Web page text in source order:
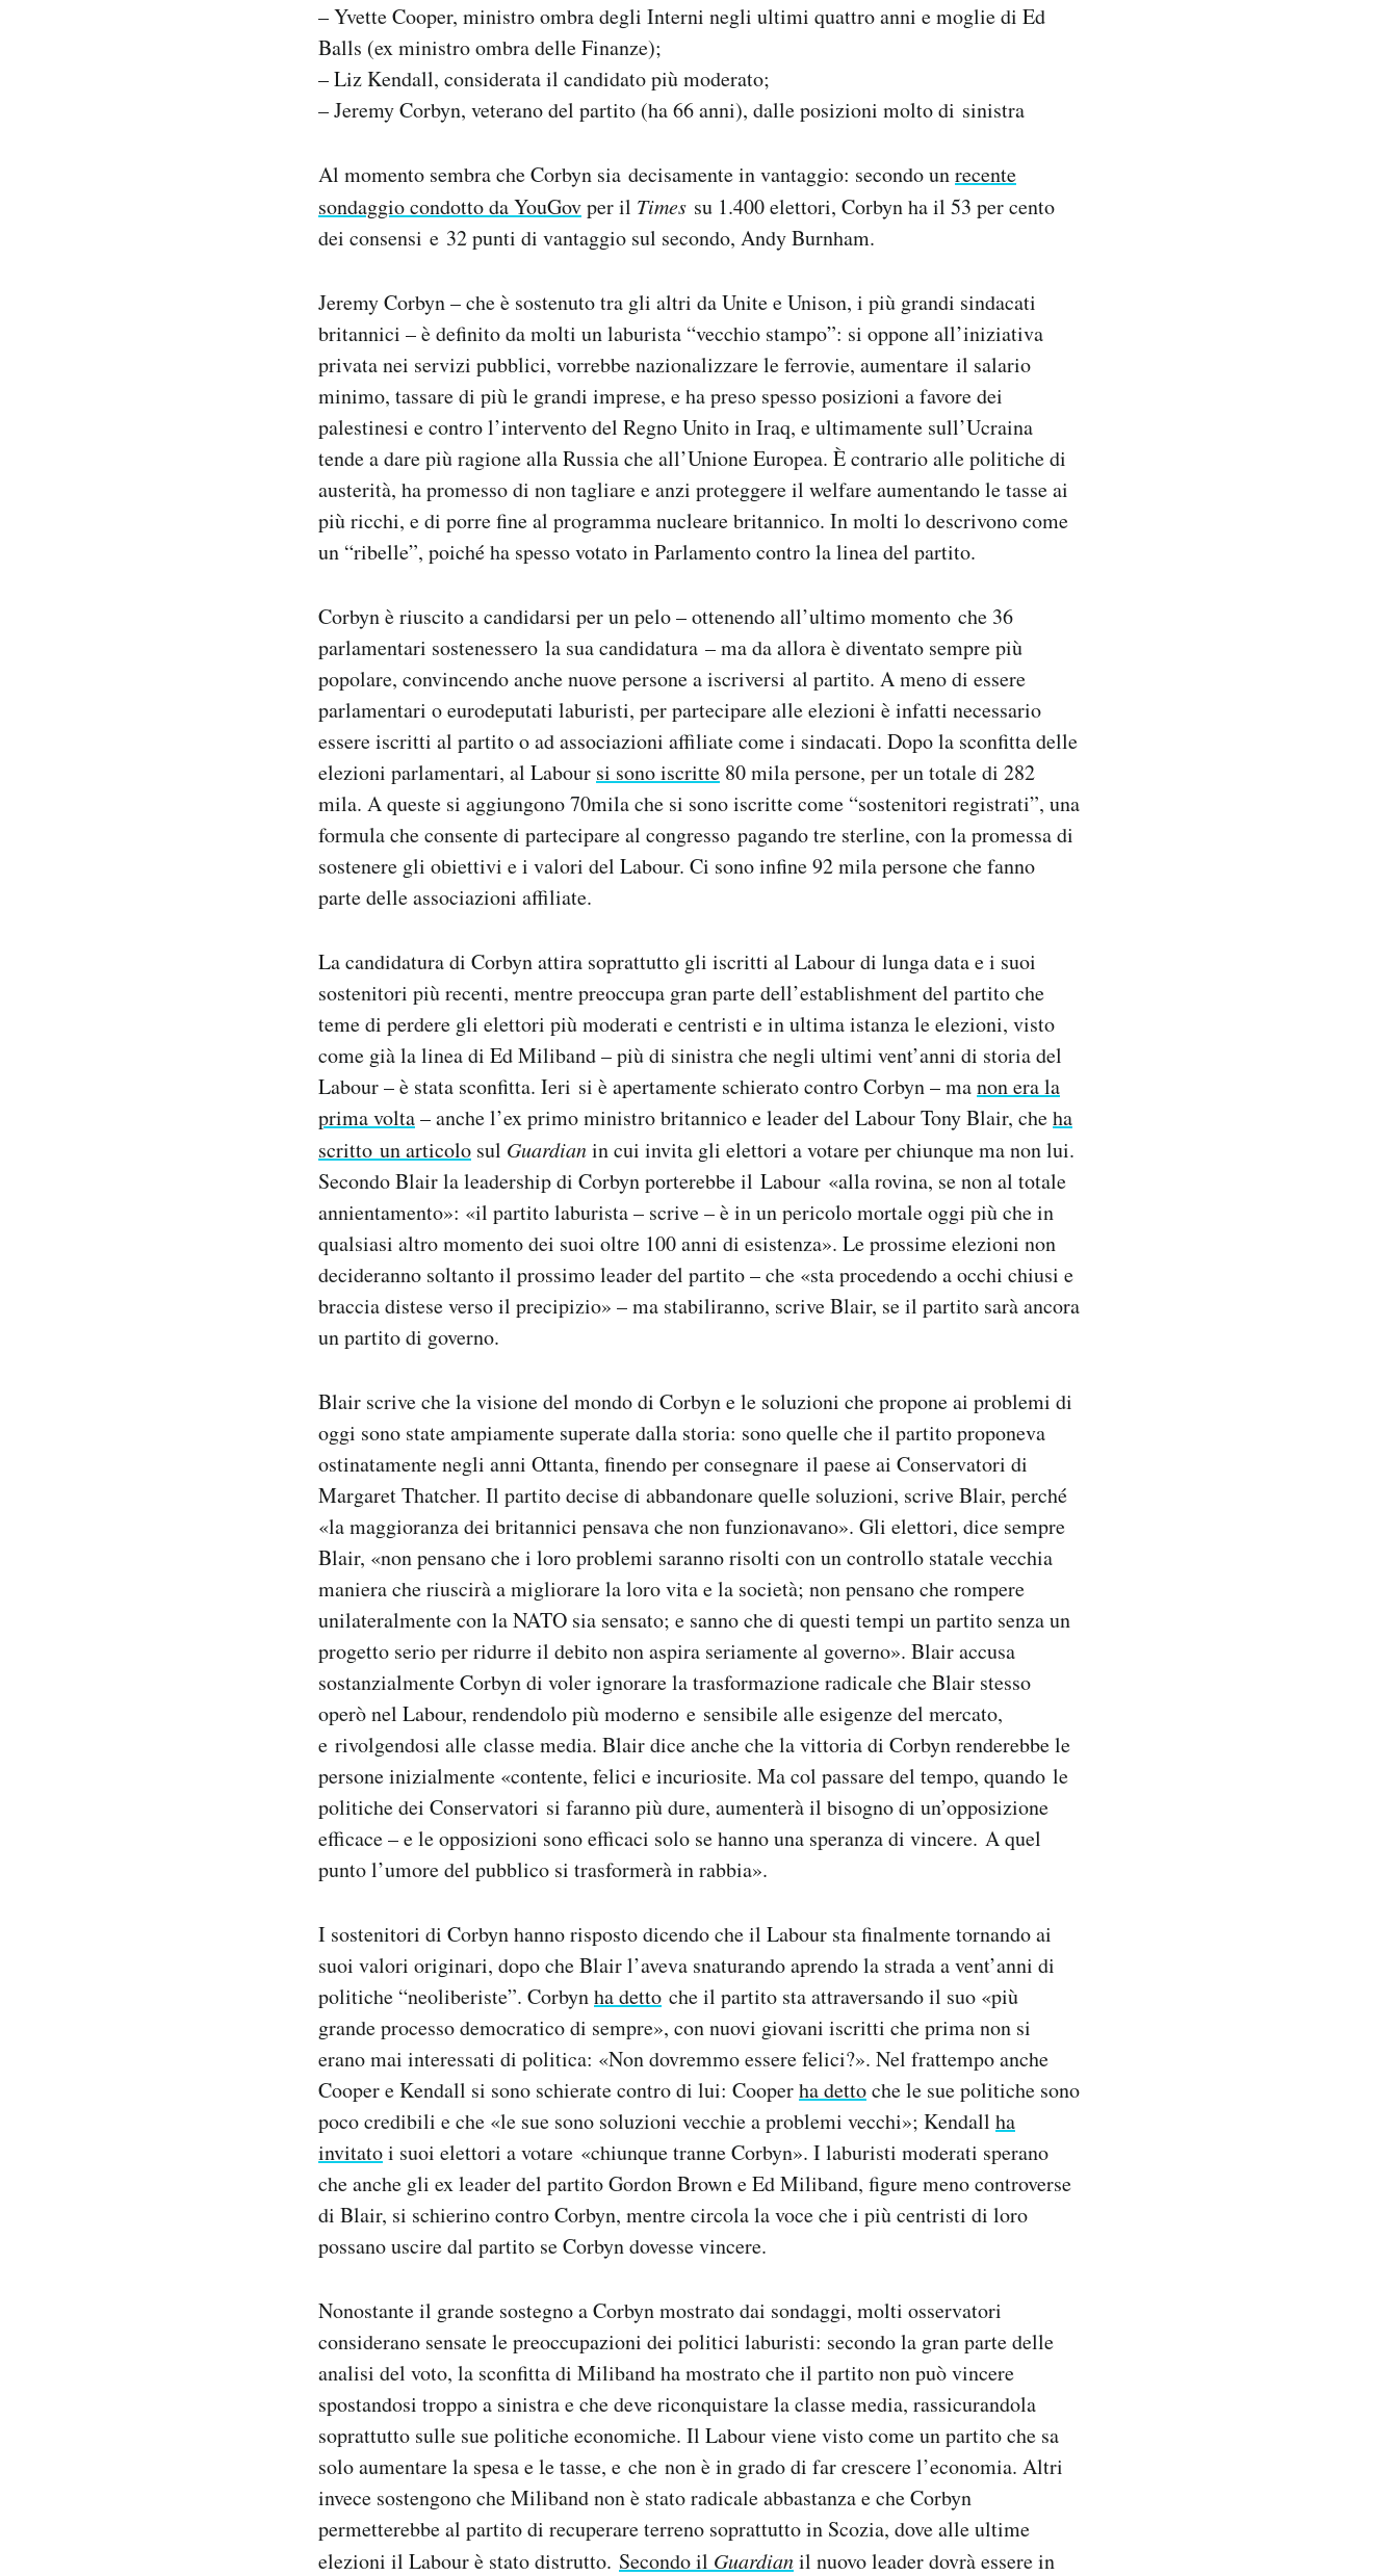
– Yvette Cooper, ministro ombra degli Interni negli ultimi quattro anni e moglie di Ed
Balls (ex ministro ombra delle Finanze);
– Liz Kendall, considerata il candidato più moderato;
– Jeremy Corbyn, veterano del partito (ha 66 anni), dalle posizioni molto di sinistra
Al momento sembra che Corbyn sia decisamente in vantaggio: secondo unrecente
sondaggio condotto da YouGovper il Times su 1.400 elettori, Corbyn ha il 53 per cento
dei consensi e 32 punti di vantaggio sul secondo, Andy Burnham.
Jeremy Corbyn – che è sostenuto tra gli altri da Unite e Unison, i più grandi sindacati
britannici – è definito da molti un laburista “vecchio stampo”: si oppone all’iniziativa
privata nei servizi pubblici, vorrebbe nazionalizzare le ferrovie, aumentare il salario
minimo, tassare di più le grandi imprese, e ha preso spesso posizioni a favore dei
palestinesi e contro l’intervento del Regno Unito in Iraq, e ultimamente sull’Ucraina
tende a dare più ragione alla Russia che all’Unione Europea. È contrario alle politiche di
austerità, ha promesso di non tagliare e anzi proteggere il welfare aumentando le tasse ai
più ricchi, e di porre fine al programma nucleare britannico. In molti lo descrivono come
un “ribelle”, poiché ha spesso votato in Parlamento contro la linea del partito.
Corbyn è riuscito a candidarsi per un pelo – ottenendo all’ultimo momento che 36
parlamentari sostenessero la sua candidatura – ma da allora è diventato sempre più
popolare, convincendo anche nuove persone a iscriversi al partito. A meno di essere
parlamentari o eurodeputati laburisti, per partecipare alle elezioni è infatti necessario
essere iscritti al partito o ad associazioni affiliate come i sindacati. Dopo la sconfitta delle
elezioni parlamentari, al Labour si sono iscritte 80 mila persone, per un totale di 282
mila. A queste si aggiungono 70mila che si sono iscritte come “sostenitori registrati”, una
formula che consente di partecipare al congresso pagando tre sterline, con la promessa di
sostenere gli obiettivi e i valori del Labour. Ci sono infine 92 mila persone che fanno
parte delle associazioni affiliate.
La candidatura di Corbyn attira soprattutto gli iscritti al Labour di lunga data e i suoi
sostenitori più recenti, mentre preoccupa gran parte dell’establishment del partito che
teme di perdere gli elettori più moderati e centristi e in ultima istanza le elezioni, visto
come già la linea di Ed Miliband – più di sinistra che negli ultimi vent’anni di storia del
Labour – è stata sconfitta. Ieri si è apertamente schierato contro Corbyn – manon era la
prima volta– anche l’ex primo ministro britannico e leader del Labour Tony Blair, cheha
scritto un articolo sul Guardianin cui invita gli elettori a votare per chiunque ma non lui.
Secondo Blair la leadership di Corbyn porterebbe il Labour «alla rovina, se non al totale
annientamento»: «il partito laburista – scrive – è in un pericolo mortale oggi più che in
qualsiasi altro momento dei suoi oltre 100 anni di esistenza». Le prossime elezioni non
decideranno soltanto il prossimo leader del partito – che «sta procedendo a occhi chiusi e
braccia distese verso il precipizio» – ma stabiliranno, scrive Blair, se il partito sarà ancora
un partito di governo.
Blair scrive che la visione del mondo di Corbyn e le soluzioni che propone ai problemi di
oggi sono state ampiamente superate dalla storia: sono quelle che il partito proponeva
ostinatamente negli anni Ottanta, finendo per consegnare il paese ai Conservatori di
Margaret Thatcher. Il partito decise di abbandonare quelle soluzioni, scrive Blair, perché
«la maggioranza dei britannici pensava che non funzionavano». Gli elettori, dice sempre
Blair, «non pensano che i loro problemi saranno risolti con un controllo statale vecchia
maniera che riuscirà a migliorare la loro vita e la società; non pensano che rompere
unilateralmente con la NATO sia sensato; e sanno che di questi tempi un partito senza un
progetto serio per ridurre il debito non aspira seriamente al governo». Blair accusa
sostanzialmente Corbyn di voler ignorare la trasformazione radicale che Blair stesso
operò nel Labour, rendendolo più moderno e sensibile alle esigenze del mercato,
e rivolgendosi alle classe media. Blair dice anche che la vittoria di Corbyn renderebbe le
persone inizialmente «contente, felici e incuriosite. Ma col passare del tempo, quando le
politiche dei Conservatori si faranno più dure, aumenterà il bisogno di un’opposizione
efficace – e le opposizioni sono efficaci solo se hanno una speranza di vincere. A quel
punto l’umore del pubblico si trasformerà in rabbia».
I sostenitori di Corbyn hanno risposto dicendo che il Labour sta finalmente tornando ai
suoi valori originari, dopo che Blair l’aveva snaturando aprendo la strada a vent’anni di
politiche “neoliberiste”. Corbynha detto che il partito sta attraversando il suo «più
grande processo democratico di sempre», con nuovi giovani iscritti che prima non si
erano mai interessati di politica: «Non dovremmo essere felici?». Nel frattempo anche
Cooper e Kendall si sono schierate contro di lui: Cooperha dettoche le sue politiche sono
poco credibili e che «le sue sono soluzioni vecchie a problemi vecchi»; Kendall ha
invitatoi suoi elettori a votare «chiunque tranne Corbyn». I laburisti moderati sperano
che anche gli ex leader del partito Gordon Brown e Ed Miliband, figure meno controverse
di Blair, si schierino contro Corbyn, mentre circola la voce che i più centristi di loro
possano uscire dal partito se Corbyn dovesse vincere.
Nonostante il grande sostegno a Corbyn mostrato dai sondaggi, molti osservatori
considerano sensate le preoccupazioni dei politici laburisti: secondo la gran parte delle
analisi del voto, la sconfitta di Miliband ha mostrato che il partito non può vincere
spostandosi troppo a sinistra e che deve riconquistare la classe media, rassicurandola
soprattutto sulle sue politiche economiche. Il Labour viene visto come un partito che sa
solo aumentare la spesa e le tasse, e che non è in grado di far crescere l’economia. Altri
invece sostengono che Miliband non è stato radicale abbastanza e che Corbyn
permetterebbe al partito di recuperare terreno soprattutto in Scozia, dove alle ultime
elezioni il Labour è stato distrutto. Secondo il Guardianil nuovo leader dovrà essere in